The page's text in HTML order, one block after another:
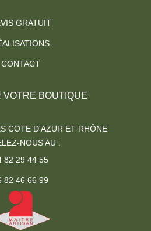
GRATUIT
CONTACT
VOTRE BOUTIQUE
COTE D'AZUR ET RHÔNE
NOUS AU :
82 29 44 55
82 46 66 99